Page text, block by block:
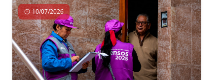
10/07/2026